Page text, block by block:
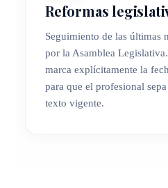
Reformas
Seguimiento de las últimas
por la Asamblea
marca explícitamente la
para que el profesional
texto vigente.